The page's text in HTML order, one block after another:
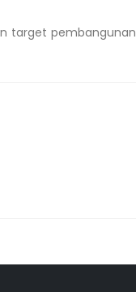
target pembangunan